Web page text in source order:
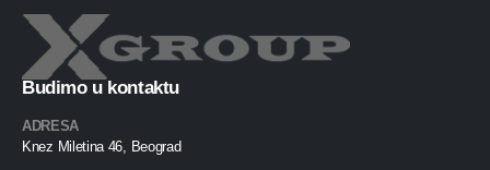
Budimo u kontaktu
ADRESA
Knez Miletina 46, Beograd